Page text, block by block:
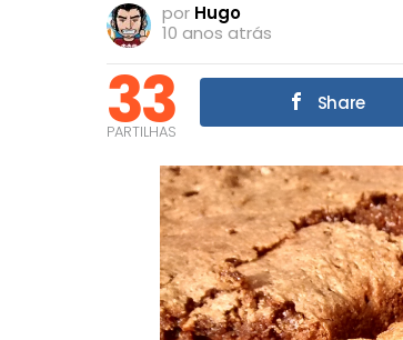
por Hugo
10 anos atrás
33
PARTILHAS
Share